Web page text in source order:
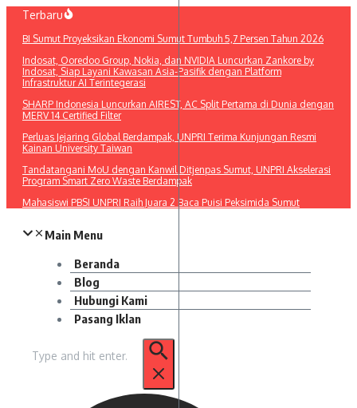
Lewati
konten
Terbaru
BI Sumut Proyeksikan Ekonomi Sumut Tumbuh 5,7 Persen Tahun 2026
Indosat, Ooredoo Group, Nokia, dan NVIDIA Luncurkan Zankore by
Indosat, Siap Layani Kawasan Asia-Pasifik dengan Platform
Infrastruktur AI Terintegerasi
SHARP Indonesia Luncurkan AIREST, AC Split Pertama di Dunia dengan
MERV 14 Certified Filter
Perluas Jejaring Global Berdampak, UNPRI Terima Kunjungan Resmi
Kainan University Taiwan
Tandatangani MoU dengan Kanwil Ditjenpas Sumut, UNPRI Akselerasi
Program Smart Zero Waste Berdampak
Mahasiswi PBSI UNPRI Raih Juara 2 Baca Puisi Peksimida Sumut
Main Menu
Beranda
Blog
Hubungi Kami
Pasang Iklan
untuk: